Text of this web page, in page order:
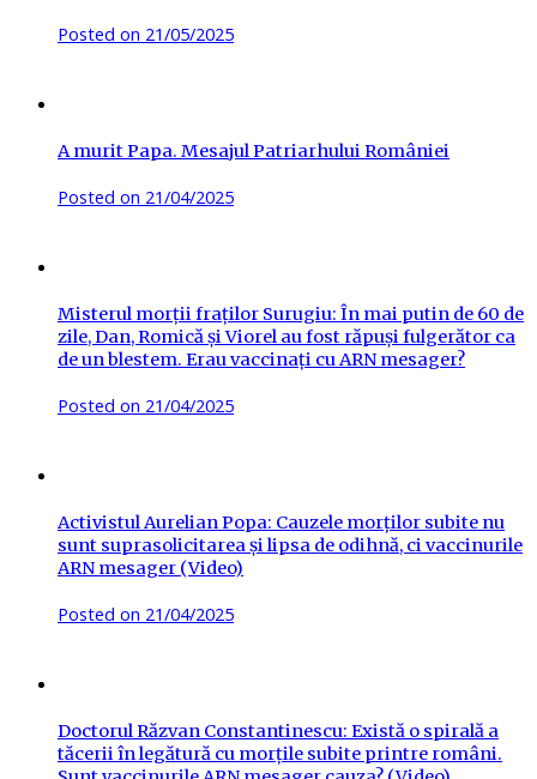
Posted on 21/05/2025
A murit Papa. Mesajul Patriarhului României
Posted on 21/04/2025
Misterul morții fraților Surugiu: În mai putin de 60 de
zile, Dan, Romică și Viorel au fost răpuși fulgerător ca
de un blestem. Erau vaccinați cu ARN mesager?
Posted on 21/04/2025
Activistul Aurelian Popa: Cauzele morților subite nu
sunt suprasolicitarea și lipsa de odihnă, ci vaccinurile
ARN mesager (Video)
Posted on 21/04/2025
Doctorul Răzvan Constantinescu: Există o spirală a
tăcerii în legătură cu morțile subite printre români.